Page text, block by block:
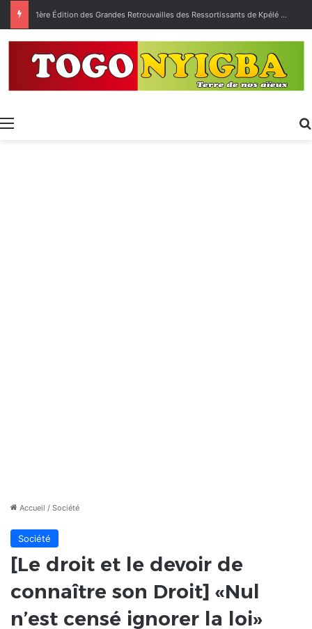
1ère Édition des Grandes Retrouvailles des Ressortissants de Kpélé Govié Apégamé / Sokpé
Menu
Accueil / Société
Société
[Le droit et le devoir de
connaître son Droit] «Nul
n’est censé ignorer la loi»